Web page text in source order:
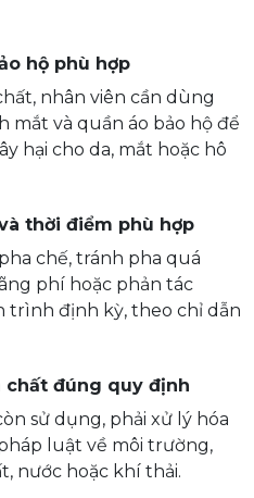
hộ phù hợp
nhân viên cần dùng
mắt và quần áo bảo hộ để
hại cho da, mắt hoặc hô
thời điểm phù hợp
chế, tránh pha quá
phí hoặc phản tác
trình định kỳ, theo chỉ dẫn
chất đúng quy định
sử dụng, phải xử lý hóa
luật về môi trường,
nước hoặc khí thải.